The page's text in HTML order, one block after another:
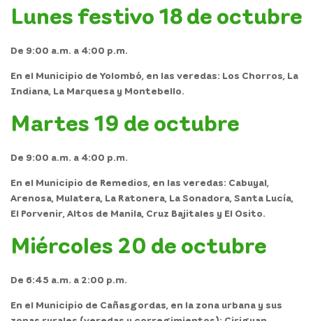
Lunes festivo 18 de octubre
De 9:00 a.m. a 4:00 p.m.
En el Municipio de Yolombó, en las veredas: Los Chorros, La
Indiana, La Marquesa y Montebello.
Martes 19 de octubre
De 9:00 a.m. a 4:00 p.m.
En el Municipio de Remedios, en las veredas: Cabuyal,
Arenosa, Mulatera, La Ratonera, La Sonadora, Santa Lucía,
El Porvenir, Altos de Manila, Cruz Bajitales y El Osito.
Miércoles 20 de octubre
De 6:45 a.m. a 2:00 p.m.
En el Municipio de Cañasgordas, en la zona urbana y sus